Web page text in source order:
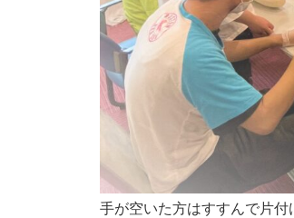
手が空いた方はすすんで片